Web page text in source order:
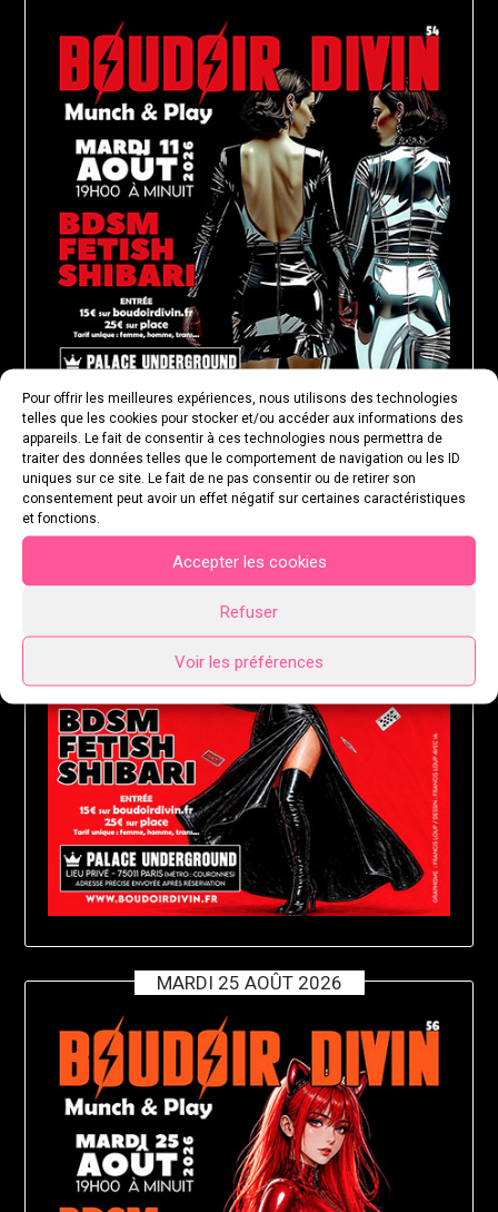
Pour offrir les meilleures expériences, nous utilisons des technologies
telles que les cookies pour stocker et/ou accéder aux informations des
appareils. Le fait de consentir à ces technologies nous permettra de
traiter des données telles que le comportement de navigation ou les ID
uniques sur ce site. Le fait de ne pas consentir ou de retirer son
consentement peut avoir un effet négatif sur certaines caractéristiques
et fonctions.
Accepter les cookies
Refuser
Voir les préférences
MARDI 18 AOÛT 2026
MARDI 25 AOÛT 2026